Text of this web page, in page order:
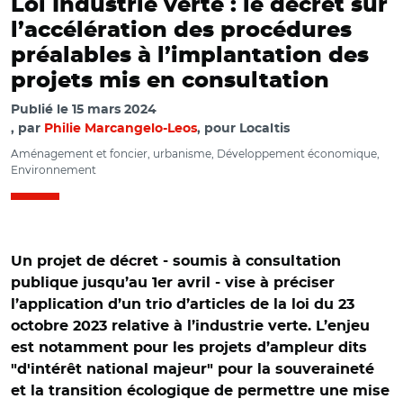
Loi Industrie verte : le décret sur
l’accélération des procédures
préalables à l’implantation des
projets mis en consultation
Publié le 15 mars 2024
par Philie Marcangelo-Leos, pour Localtis
Aménagement et foncier, urbanisme, Développement économique,
Environnement
Un projet de décret - soumis à consultation
publique jusqu’au 1er avril - vise à préciser
l’application d’un trio d’articles de la loi du 23
octobre 2023 relative à l’industrie verte. L’enjeu
est notamment pour les projets d’ampleur dits
"d'intérêt national majeur" pour la souveraineté
et la transition écologique de permettre une mise